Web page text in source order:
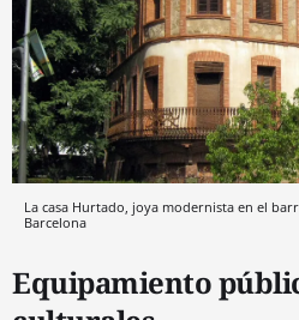
La casa Hurtado, joya modernista en el
Barcelona
Equipamiento